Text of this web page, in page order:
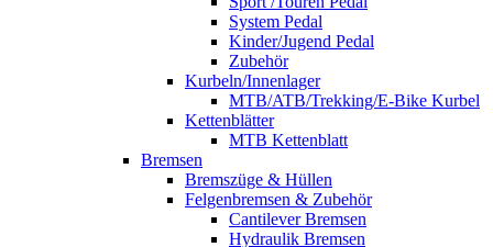
System Pedal
Kinder/Jugend Pedal
Zubehör
Kurbeln/Innenlager
MTB/ATB/Trekking/E-Bike Kurbel
Kettenblätter
MTB Kettenblatt
Bremsen
Bremszüge & Hüllen
Felgenbremsen & Zubehör
Cantilever Bremsen
Hydraulik Bremsen